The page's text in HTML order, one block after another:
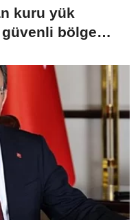
kuru yük
bölgeye